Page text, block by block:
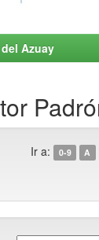
Azuay
Ir a: 0-9 A